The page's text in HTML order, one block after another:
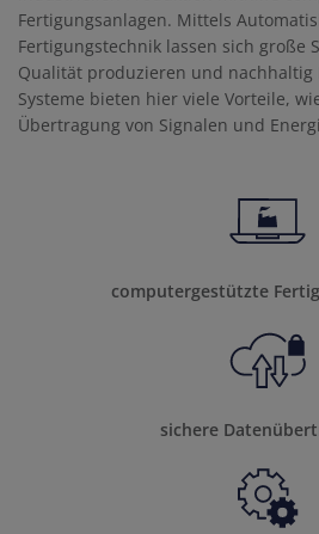
Fertigungsanlagen. Mittels
Fertigungstechnik lassen sich große
Qualität produzieren und nachhaltig
Systeme bieten hier viele Vorteile,
Übertragung von Signalen und
computergestützte
sichere